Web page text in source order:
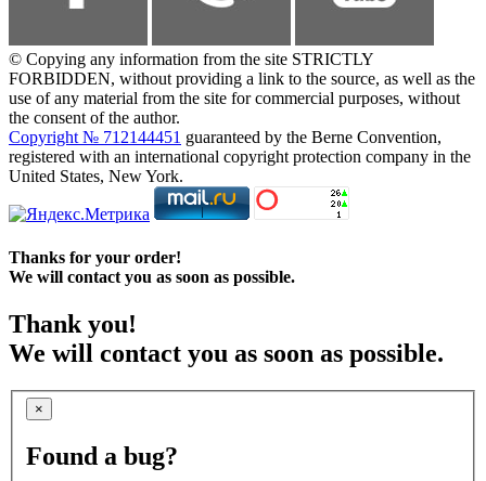
© Copying any information from the site STRICTLY
FORBIDDEN, without providing a link to the source, as well as the
use of any material from the site for commercial purposes, without
the consent of the author.
Copyright № 712144451 guaranteed by the Berne Convention,
registered with an international copyright protection company in the
United States, New York.
Thanks for your order!
We will contact you as soon as possible.
Thank you!
We will contact you as soon as possible.
×
Found a bug?